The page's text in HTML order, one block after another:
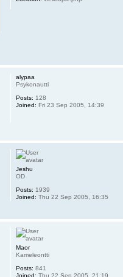
alypaa
Psykonautti
Posts: 128
Joined: Fri 23 Sep 2005, 14:39
Jeshu
OD
Posts: 1939
Joined: Thu 22 Sep 2005, 16:35
Maor
Kameleontti
Posts: 841
Joined: Thu 22 Sep 2005, 21:19